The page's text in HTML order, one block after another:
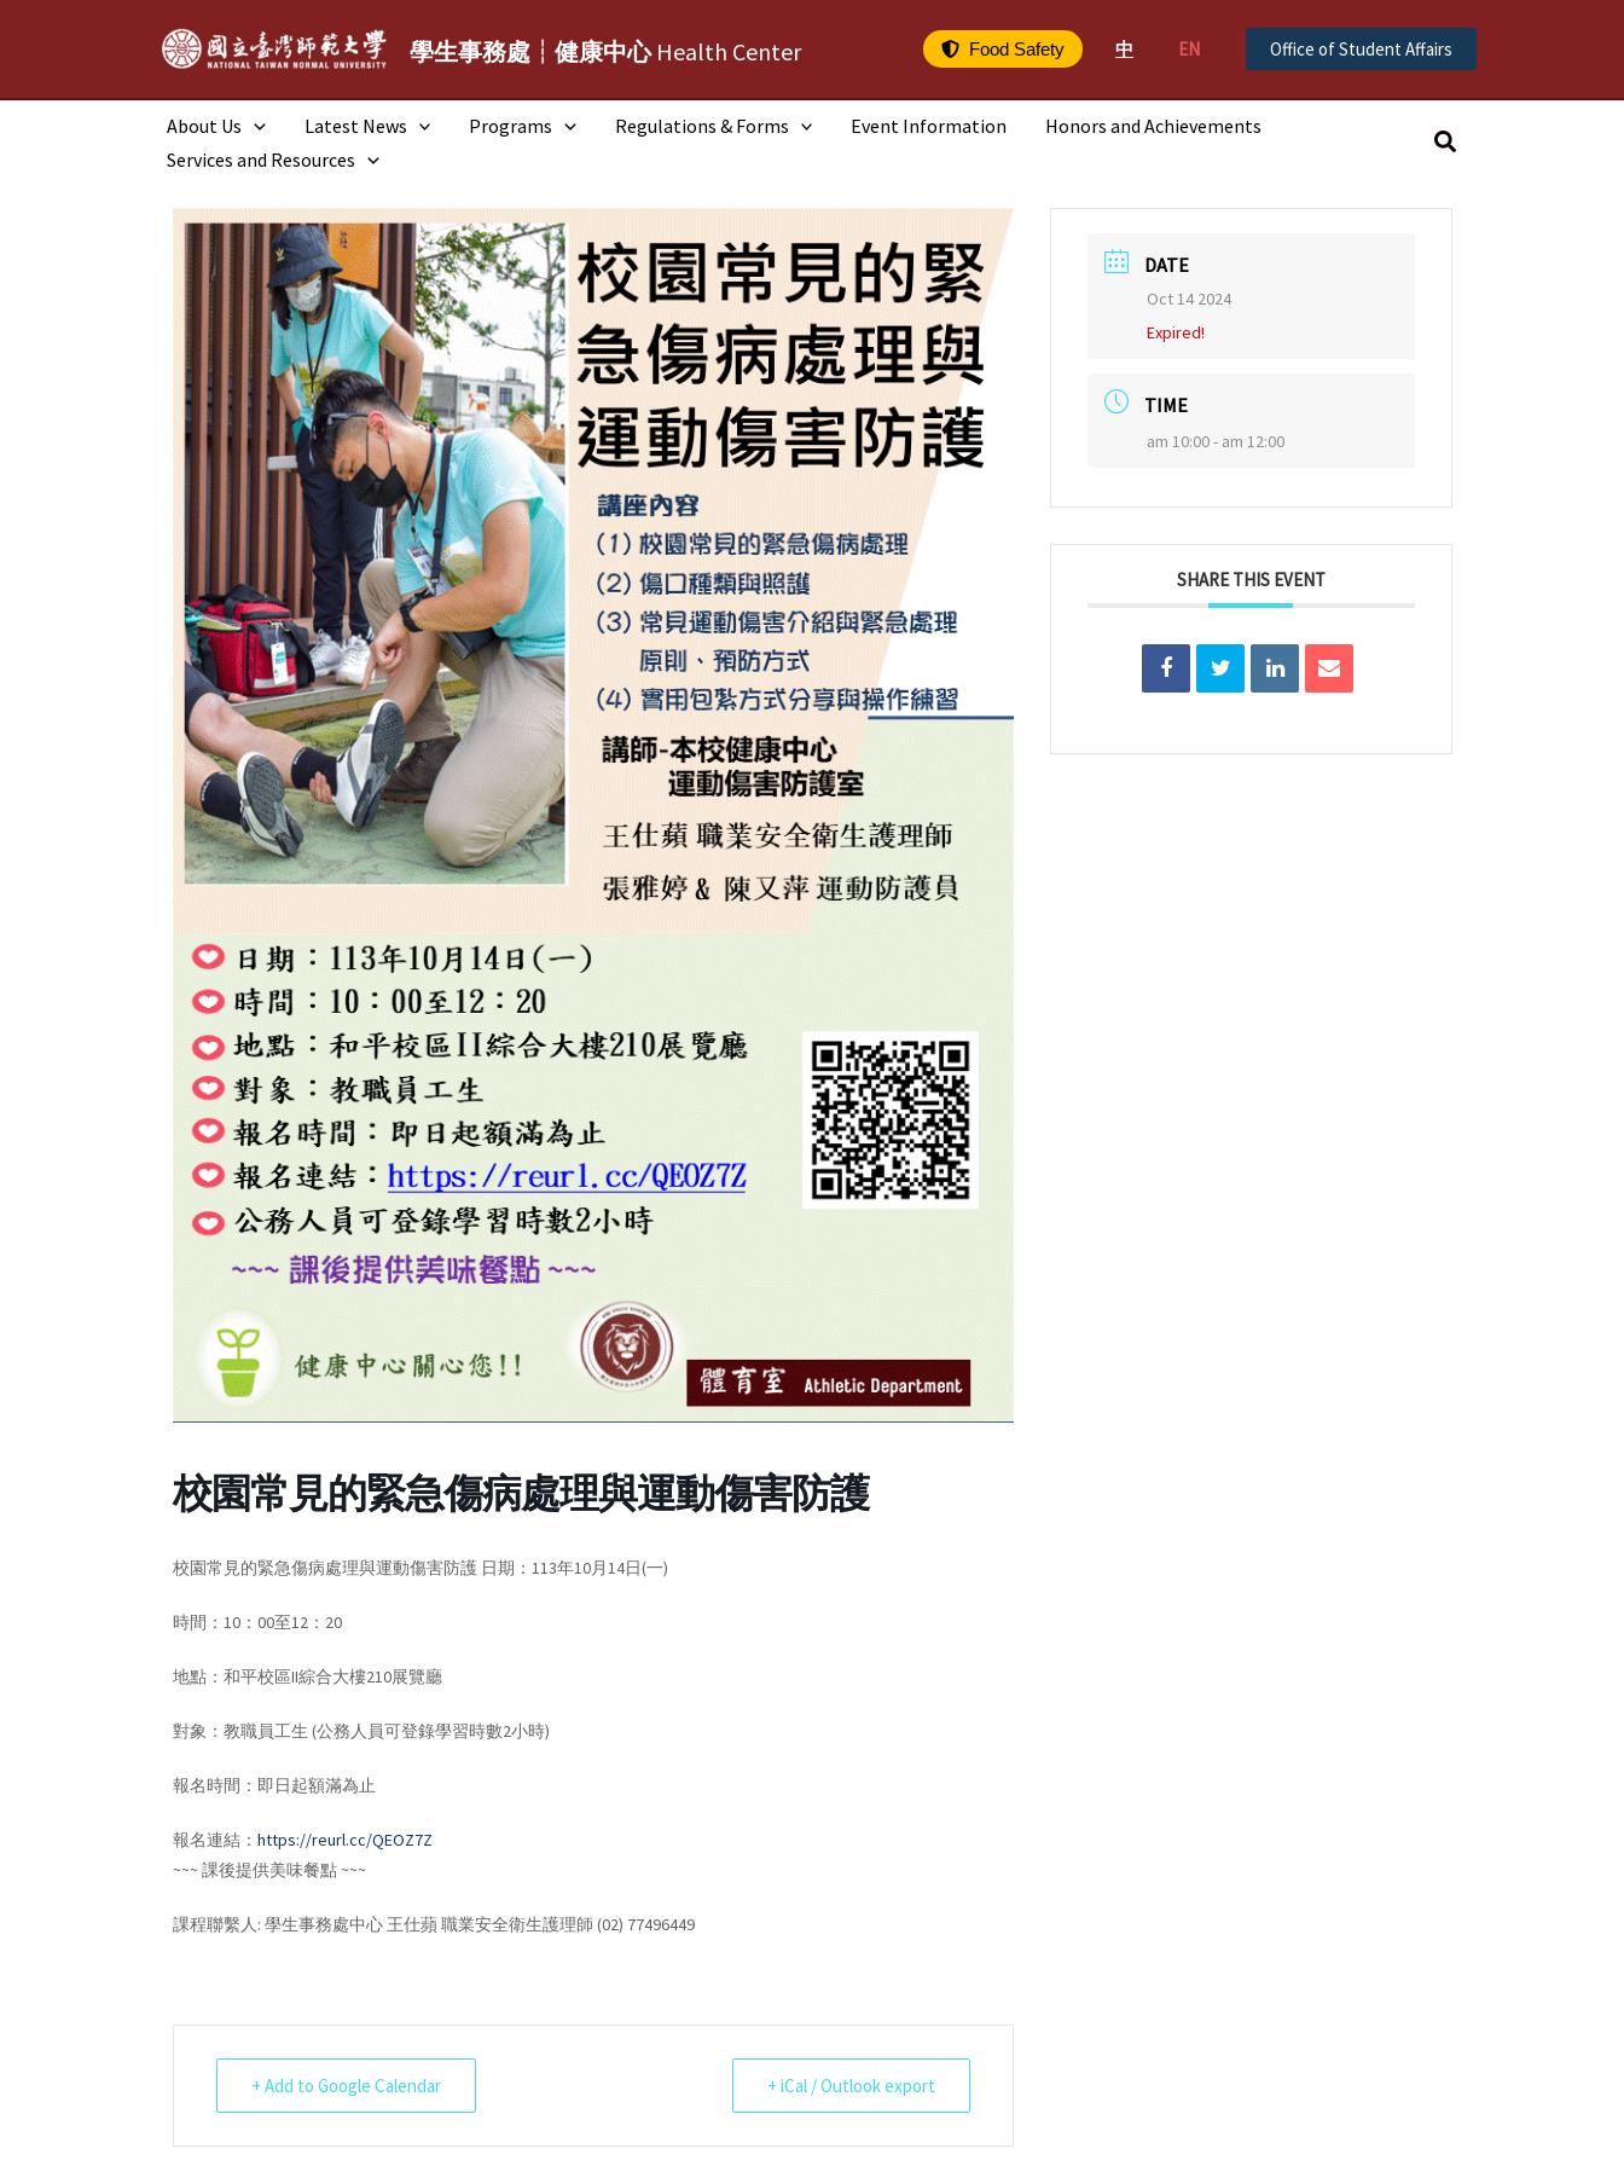
學生事務處┆健康中心 Health Center Food Safety 中 EN Office of Student Affairs
About Us Latest News Programs Regulations & Forms Event Information
Honors and Achievements
Services and Resources
搜
校園常見的緊急傷病處理與運動傷害防護
校園常見的緊急傷病處理與運動傷害防護 日期：113年10月14日(一)
時間：10：00至12：20
地點：和平校區II綜合大樓210展覽廳
對象：教職員工生 (公務人員可登錄學習時數2小時)
報名時間：即日起額滿為止
報名連結： https://reurl.cc/QEOZ7Z
~~~ 課後提供美味餐點 ~~~
課程聯繫人: 學生事務處中心 王仕蘋 職業安全衛生護理師 (02) 77496449
+ Add to Google Calendar + iCal / Outlook export
DATE
Oct 14 2024
Expired!
TIME
am 10:00 - am 12:00
SHARE THIS EVENT